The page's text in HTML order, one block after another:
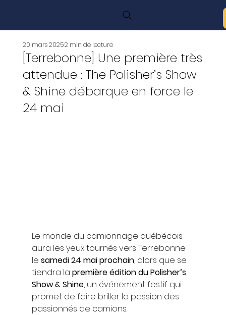
[Terrebonne] Une première très
attendue : The Polisher’s Show
& Shine débarque en force le
24 mai
20 mars 20252 min de lecture
Le monde du camionnage québécois
aura les yeux tournés vers Terrebonne
le samedi 24 mai prochain, alors que se
tiendra la première édition du Polisher’s
Show & Shine, un événement festif qui
promet de faire briller la passion des
passionnés de camions.